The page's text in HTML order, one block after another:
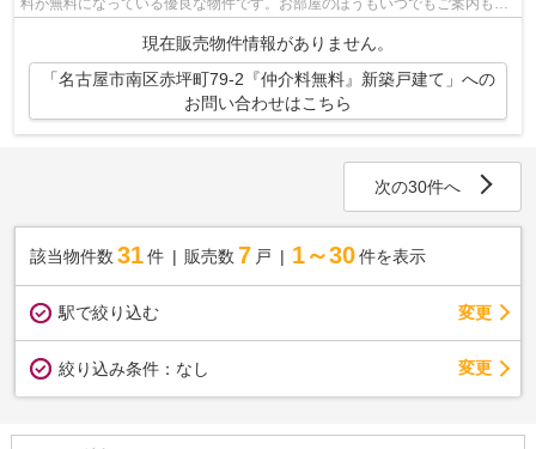
せて頂きますのでお気軽にお問合せ下...
現在販売物件情報がありません。
「名古屋市南区赤坪町79-2『仲介料無料』新築戸建て」への
お問い合わせはこちら
次の30件へ
該当物件数 31件 販売数 7 戸 1～30 件を表示
駅で絞り込む 変更
絞り込み条件： なし 変更